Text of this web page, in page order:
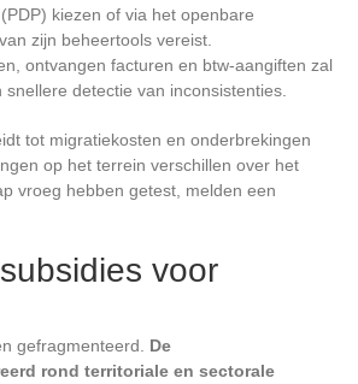
kiezen of via het openbare
zijn beheertools vereist.
ontvangen facturen en btw-aangiften zal
detectie van inconsistenties.
tot migratiekosten en onderbrekingen
op het terrein verschillen over het
vroeg hebben getest, melden een
voor
gefragmenteerd. De
rond territoriale en sectorale